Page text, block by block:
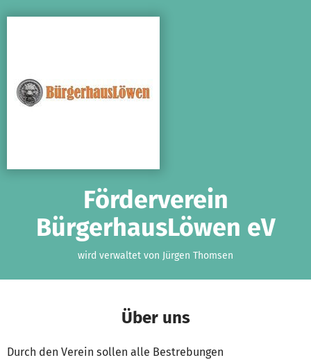
Förderverein
BürgerhausLöwen eV
wird verwaltet von Jürgen Thomsen
Über uns
Durch den Verein sollen alle Bestrebungen